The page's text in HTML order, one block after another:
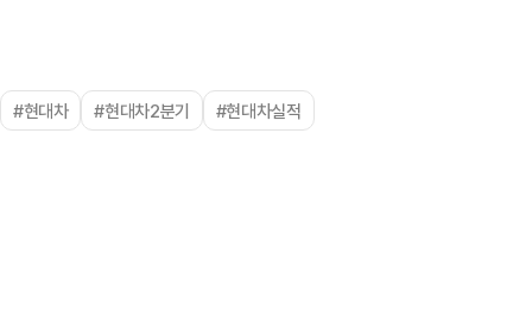
#현대차 #현대차2분기 #현대차실적